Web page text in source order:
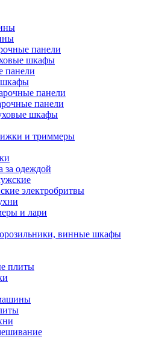
панели
шкафы
панели
шкафы
панели
панели
шкафы
и триммеры
за одеждой
электробритвы
и лари
винные шкафы
плиты